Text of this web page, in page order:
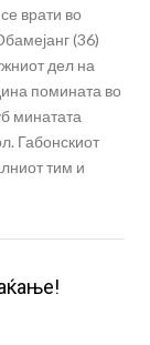
врати во
(36)
дел на
помината во
минатата
Габонскиот
тим и